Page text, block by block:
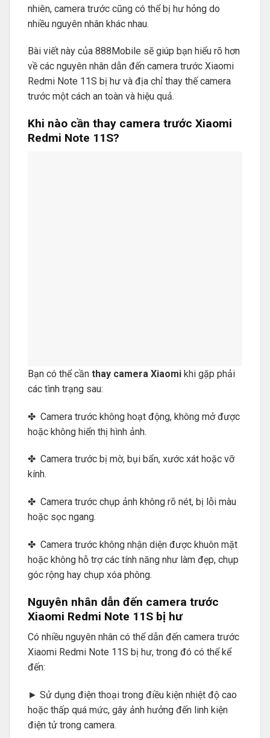
nhiên, camera trước cũng có thể bị hư hỏng do
nhiều nguyên nhân khác nhau.
Bài viết này của 888Mobile sẽ giúp bạn hiểu rõ hơn
về các nguyên nhân dẫn đến camera trước Xiaomi
Redmi Note 11S bị hư và địa chỉ thay thế camera
trước một cách an toàn và hiệu quả.
Khi nào cần thay camera trước Xiaomi
Redmi Note 11S?
Bạn có thể cần thay camera Xiaomi khi gặp phải
các tình trạng sau:
✤ Camera trước không hoạt động, không mở được
hoặc không hiển thị hình ảnh.
✤ Camera trước bị mờ, bụi bẩn, xước xát hoặc vỡ
kính.
✤ Camera trước chụp ảnh không rõ nét, bị lỗi màu
hoặc sọc ngang.
✤ Camera trước không nhận diện được khuôn mặt
hoặc không hỗ trợ các tính năng như làm đẹp, chụp
góc rộng hay chụp xóa phông.
Nguyên nhân dẫn đến camera trước
Xiaomi Redmi Note 11S bị hư
Có nhiều nguyên nhân có thể dẫn đến camera trước
Xiaomi Redmi Note 11S bị hư, trong đó có thể kể
đến:
► Sử dụng điện thoại trong điều kiện nhiệt độ cao
hoặc thấp quá mức, gây ảnh hưởng đến linh kiện
điện tử trong camera.